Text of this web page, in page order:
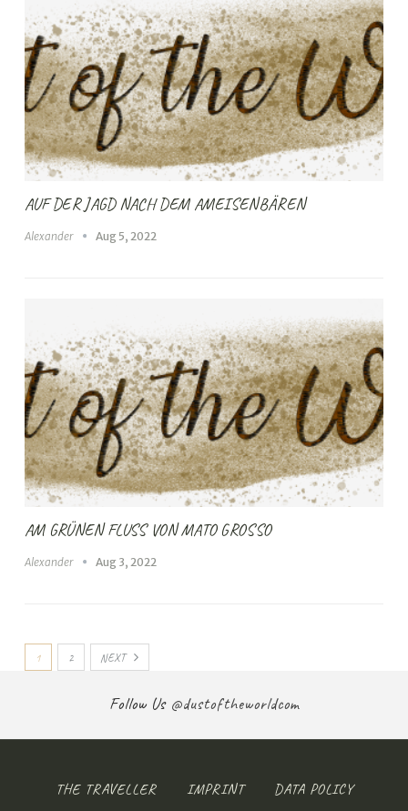
AUF DER JAGD NACH DEM AMEISENBÄREN
Alexander Aug 5, 2022
AM GRÜNEN FLUSS VON MATO GROSSO
Alexander Aug 3, 2022
1 2 NEXT
Follow Us @dustoftheworldcom
THE TRAVELLER IMPRINT DATA POLICY